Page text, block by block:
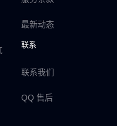
最新动态
联系
联系我们
QQ 售后